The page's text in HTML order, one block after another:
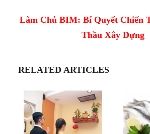
Làm Chủ BIM: Bí Quyết Chiến
Thầu Xây Dựng
RELATED ARTICLES